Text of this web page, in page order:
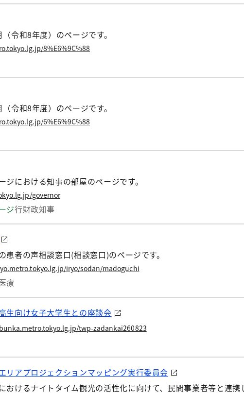
令和8年度）のページです。
8%E6%9C%88
令和8年度）のページです。
6%E6%9C%88
ジにおける知事の部屋のページです。
governor
ジ行財政知事
患者の声相談窓口(相談窓口)のページです。
iryo/sodan/madoguchi
療
生向け女子大学生との座談会
twp-zadankai260823
リアプロジェクションマッピング実行委員会
おけるナイトタイム観光の活性化に向けて、民間事業者等と連